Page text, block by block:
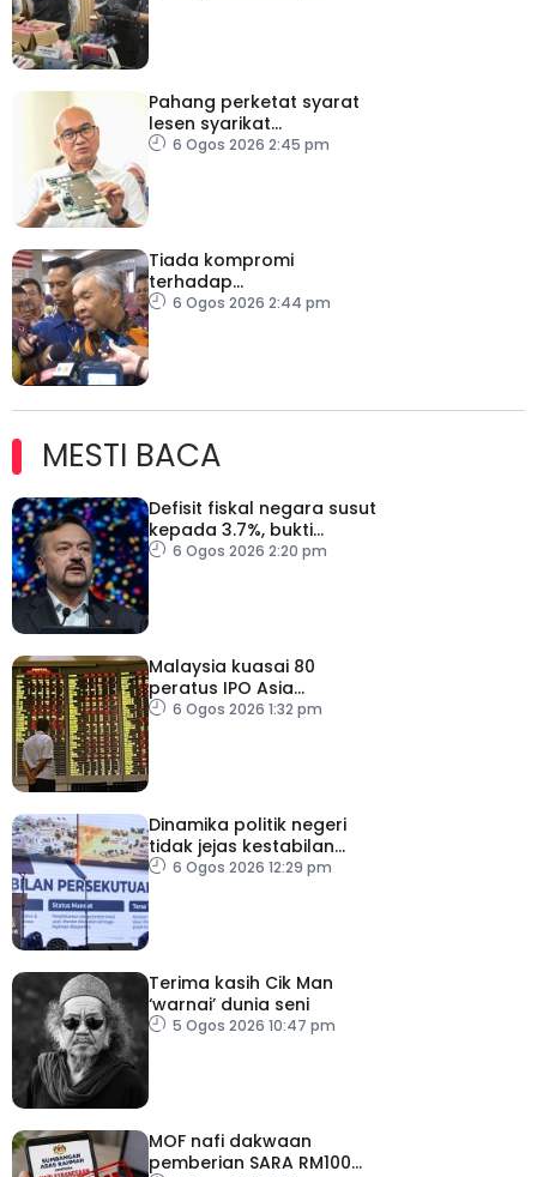
Pahang perketat syarat
lesen syarikat
telekomunikasi, bendung
6 Ogos 2026 2:45 pm
Tiada kompromi
terhadap
penyelewengan jika
6 Ogos 2026 2:44 pm
MESTI BACA
Defisit fiskal negara susut
kepada 3.7%, bukti
keyakinan pelabur masih
6 Ogos 2026 2:20 pm
Malaysia kuasai 80
peratus IPO Asia
Tenggara, kumpul AS$1.4
6 Ogos 2026 1:32 pm
Dinamika politik negeri
tidak jejas kestabilan
Kerajaan Perpaduan
6 Ogos 2026 12:29 pm
Terima kasih Cik Man
‘warnai’ dunia seni
5 Ogos 2026 10:47 pm
MOF nafi dakwaan
pemberian SARA RM100